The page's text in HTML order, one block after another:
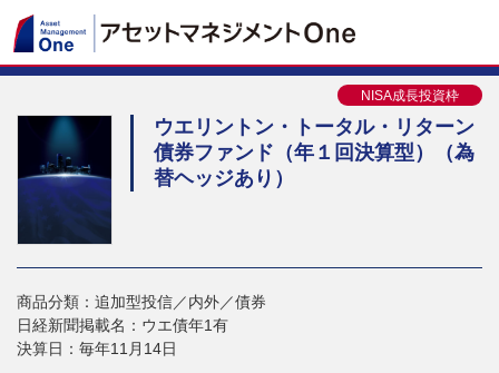
NISA成長投資枠
ウエリントン・トータル・リターン
債券ファンド（年１回決算型）（為
替ヘッジあり）
商品分類：追加型投信／内外／債券
日経新聞掲載名：ウエ債年1有
決算日：毎年11月14日